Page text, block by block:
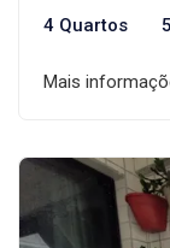
4 Quartos
Mais